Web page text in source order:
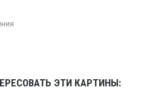
ЭТИ КАРТИНЫ: